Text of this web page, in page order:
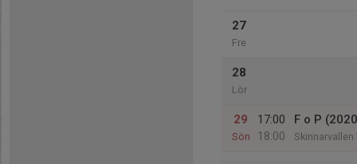
27
Fre
28
Lör
29
Sön
17:00
18:00
F o P
Skinnarvallen